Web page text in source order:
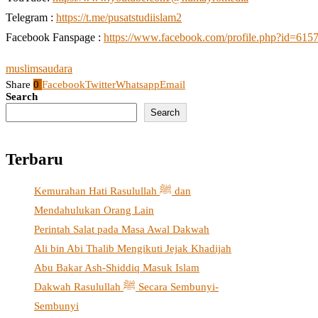
Telegram : https://t.me/pusatstudiislam2
Facebook Fanspage : https://www.facebook.com/
muslimsaudara
Share 0 FacebookTwitterWhatsappEmail
Search
Search
Terbaru
Kemurahan Hati Rasulullah ﷺ dan
Mendahulukan Orang Lain
Perintah Salat pada Masa Awal Dakwah
Ali bin Abi Thalib Mengikuti Jejak Khadijah
Abu Bakar Ash-Shiddiq Masuk Islam
Dakwah Rasulullah ﷺ Secara Sembunyi-
Sembunyi